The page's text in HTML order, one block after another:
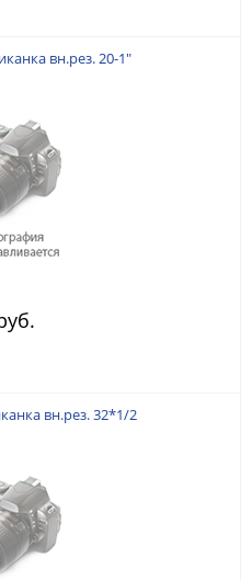
вн.рез. 20-1"
вн.рез. 32*1/2